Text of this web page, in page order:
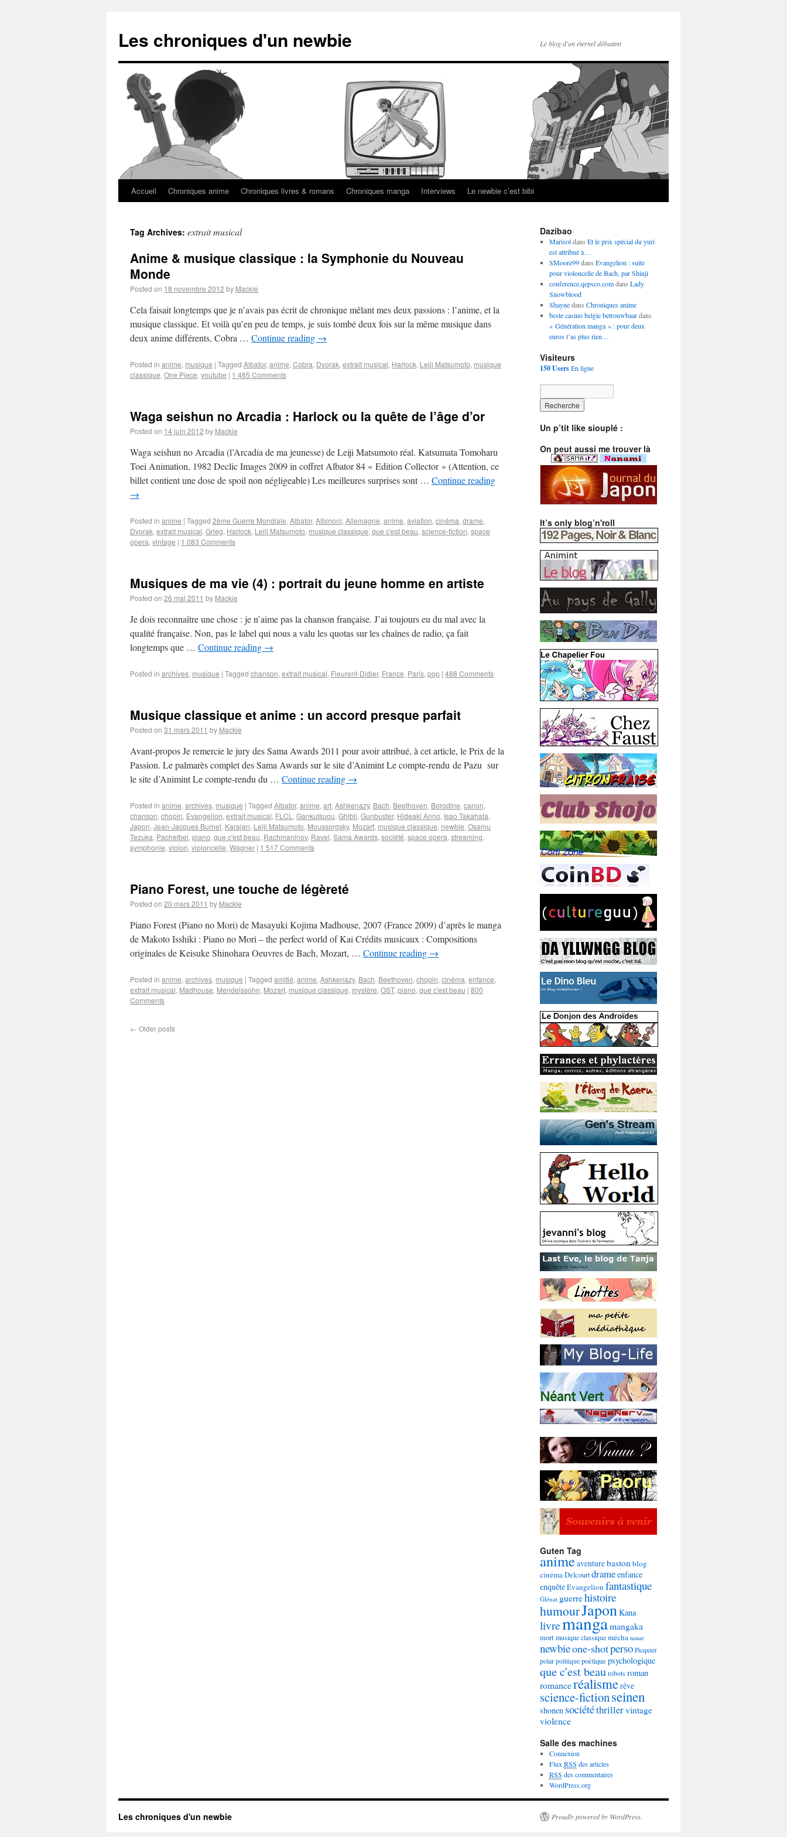
Les chroniques d'un newbie Le blog d'un éternel débutant
Accueil Chroniques anime Chroniques livres & romans Chroniques manga Interviews Le newbie c’est bibi
Tag Archives: extrait musical
Anime & musique classique : la Symphonie du Nouveau
Monde
Posted on 18 novembre 2012 by Mackie
Cela faisait longtemps que je n’avais pas écrit de chronique mêlant mes deux passions : l’anime, et la
musique classique. Et voilà qu’en peu de temps, je suis tombé deux fois sur la même musique dans
deux anime différents, Cobra … Continue reading →
Posted in anime, musique | Tagged Albator, anime, Cobra, Dvorak, extrait musical, Harlock, Leiji Matsumoto, musique
classique, One Piece, youtube | 1 465 Comments
Waga seishun no Arcadia : Harlock ou la quête de l’âge d’or
Posted on 14 juin 2012 by Mackie
Waga seishun no Arcadia (l’Arcadia de ma jeunesse) de Leiji Matsumoto réal. Katsumata Tomoharu
Toei Animation, 1982 Declic Images 2009 in coffret Albator 84 « Edition Collector » (Attention, ce
billet contient une dose de spoil non négligeable) Les meilleures surprises sont … Continue reading
→
Posted in anime | Tagged 2ème Guerre Mondiale, Albator, Albinoni, Allemagne, anime, aviation, cinéma, drame,
Dvorak, extrait musical, Grieg, Harlock, Leiji Matsumoto, musique classique, que c'est beau, science-fiction, space
opera, vintage | 1 083 Comments
Musiques de ma vie (4) : portrait du jeune homme en artiste
Posted on 26 mai 2011 by Mackie
Je dois reconnaître une chose : je n’aime pas la chanson française. J’ai toujours eu du mal avec la
qualité française. Non, pas le label qui nous a valu les quotas sur les chaînes de radio, ça fait
longtemps que … Continue reading →
Posted in archives, musique | Tagged chanson, extrait musical, Fleurent-Didier, France, Paris, pop | 488 Comments
Musique classique et anime : un accord presque parfait
Posted on 31 mars 2011 by Mackie
Avant-propos Je remercie le jury des Sama Awards 2011 pour avoir attribué, à cet article, le Prix de la
Passion. Le palmarès complet des Sama Awards sur le site d’Animint Le compte-rendu de Pazu sur
le site d’Animint Le compte-rendu du … Continue reading →
Posted in anime, archives, musique | Tagged Albator, anime, art, Ashkenazy, Bach, Beethoven, Borodine, canon,
chanson, chopin, Evangelion, extrait musical, FLCL , Gankutsuou, Ghibli, Gunbuster, Hideaki Anno, Isao Takahata,
Japon, Jean-Jacques Burnel, Karajan, Leiji Matsumoto, Moussorgsky, Mozart, musique classique, newbie, Osamu
Tezuka, Pachelbel, piano, que c'est beau, Rachmaninov, Ravel, Sama Awards, société, space opera, streaming,
symphonie, violon, violoncelle, Wagner | 1 517 Comments
Piano Forest, une touche de légèreté
Posted on 20 mars 2011 by Mackie
Piano Forest (Piano no Mori) de Masayuki Kojima Madhouse, 2007 (France 2009) d’après le manga
de Makoto Isshiki : Piano no Mori – the perfect world of Kai Crédits musicaux : Compositions
originales de Keisuke Shinohara Oeuvres de Bach, Mozart, … Continue reading →
Posted in anime, archives, musique | Tagged amitié, anime, Ashkenazy, Bach, Beethoven, chopin, cinéma, enfance,
extrait musical, Madhouse, Mendelssohn, Mozart, musique classique, mystère, OST, piano, que c'est beau | 800
Comments
← Older posts
Dazibao
Marisoldans Et le prix spécial du yuri
est attribué à…
SMoore99dans Evangelion : suite
pour violoncelle de Bach, par Shinji
conference.qepsco.comdans Lady
Snowblood
Shaynedans Chroniques anime
beste casino belgie betrouwbaardans
« Génération manga » : pour deux
euros t’as plus rien…
Visiteurs
150 UsersEn ligne
Un p’tit like siouplé :
On peut aussi me trouver là
It’s only blog’n'roll
Guten Tag
animeaventurebaston blog
cinémaDelcourtdrameenfance
enquêteEvangelion fantastique
Glénat guerrehistoire
humourJapon Kana
livremangamangaka
mortmusique classiquemécha nanar
newbieone-shotperso Picquier
polar politique poétique psychologique
que c'est beaurobotsroman
romanceréalismerêve
science-fictionseinen
shonen sociététhrillervintage
violence
Salle des machines
Connexion
Flux RSS des articles
RSS des commentaires
WordPress.org
Les chroniques d'un newbie Proudly powered by WordPress.